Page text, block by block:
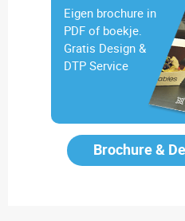
Eigen brochure in
PDF of boekje.
Gratis Design &
DTP Service
Brochure &